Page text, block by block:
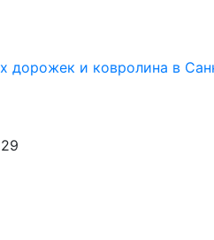
дорожек и ковролина в